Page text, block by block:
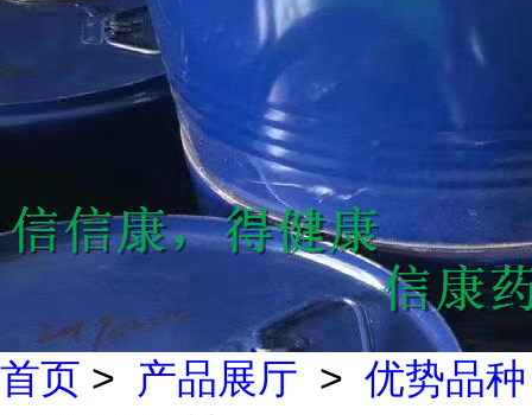
首页 > 产品展厅 > 优势品种